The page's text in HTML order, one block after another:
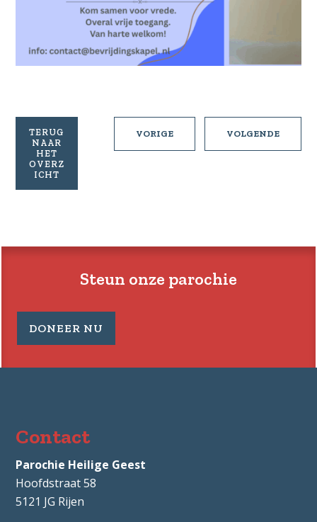
TERUG
NAAR
HET
OVERZ
ICHT
VORIGEKLEDINGINZAMELING
VOLGENDE
Steun onze parochie
DONEER NU
Contact
Parochie Heilige Geest
Hoofdstraat 58
5121 JG Rijen